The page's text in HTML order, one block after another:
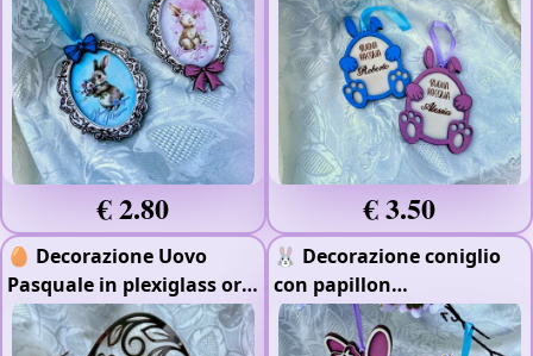
€ 2.80 € 3.50
🥚 Decorazione Uovo
Pasquale in plexiglass oro
✨- Plexiglass Oro
Specchiato
🐰 Decorazione coniglio
con papillon
personalizzato 🎀- Scritta
in Rilievo- Colorato-